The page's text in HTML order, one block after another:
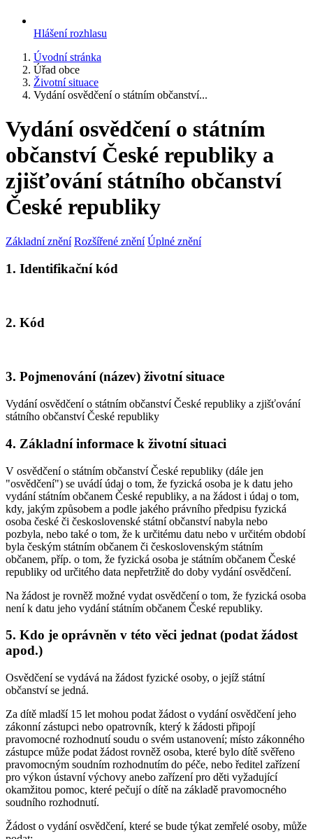
Hlášení rozhlasu
Úvodní stránka
Úřad obce
Životní situace
Vydání osvědčení o státním občanství...
Vydání osvědčení o státním
občanství České republiky a
zjišťování státního občanství
České republiky
Základní znění Rozšířené znění Úplné znění
1. Identifikační kód
2. Kód
3. Pojmenování (název) životní situace
Vydání osvědčení o státním občanství České republiky a zjišťování
státního občanství České republiky
4. Základní informace k životní situaci
V osvědčení o státním občanství České republiky (dále jen
"osvědčení") se uvádí údaj o tom, že fyzická osoba je k datu jeho
vydání státním občanem České republiky, a na žádost i údaj o tom,
kdy, jakým způsobem a podle jakého právního předpisu fyzická
osoba české či československé státní občanství nabyla nebo
pozbyla, nebo také o tom, že k určitému datu nebo v určitém období
byla českým státním občanem či československým státním
občanem, příp. o tom, že fyzická osoba je státním občanem České
republiky od určitého data nepřetržitě do doby vydání osvědčení.
Na žádost je rovněž možné vydat osvědčení o tom, že fyzická osoba
není k datu jeho vydání státním občanem České republiky.
5. Kdo je oprávněn v této věci jednat (podat žádost
apod.)
Osvědčení se vydává na žádost fyzické osoby, o jejíž státní
občanství se jedná.
Za dítě mladší 15 let mohou podat žádost o vydání osvědčení jeho
zákonní zástupci nebo opatrovník, který k žádosti připojí
pravomocné rozhodnutí soudu o svém ustanovení; místo zákonného
zástupce může podat žádost rovněž osoba, které bylo dítě svěřeno
pravomocným soudním rozhodnutím do péče, nebo ředitel zařízení
pro výkon ústavní výchovy anebo zařízení pro děti vyžadující
okamžitou pomoc, které pečují o dítě na základě pravomocného
soudního rozhodnutí.
Žádost o vydání osvědčení, které se bude týkat zemřelé osoby, může